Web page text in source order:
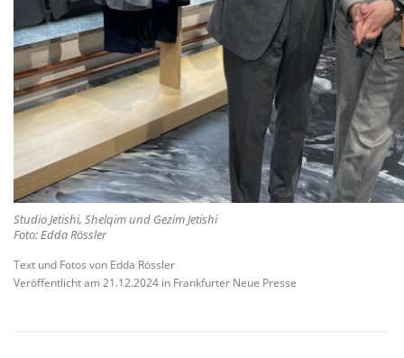
Studio Jetishi, Shelqim und Gezim Jetishi
Foto: Edda Rössler
Text und Fotos von Edda Rössler
Veröffentlicht am 21.12.2024 in Frankfurter Neue Presse